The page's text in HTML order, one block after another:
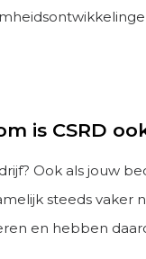
is CSRD
Ook als jouw
steeds vaker
en hebben